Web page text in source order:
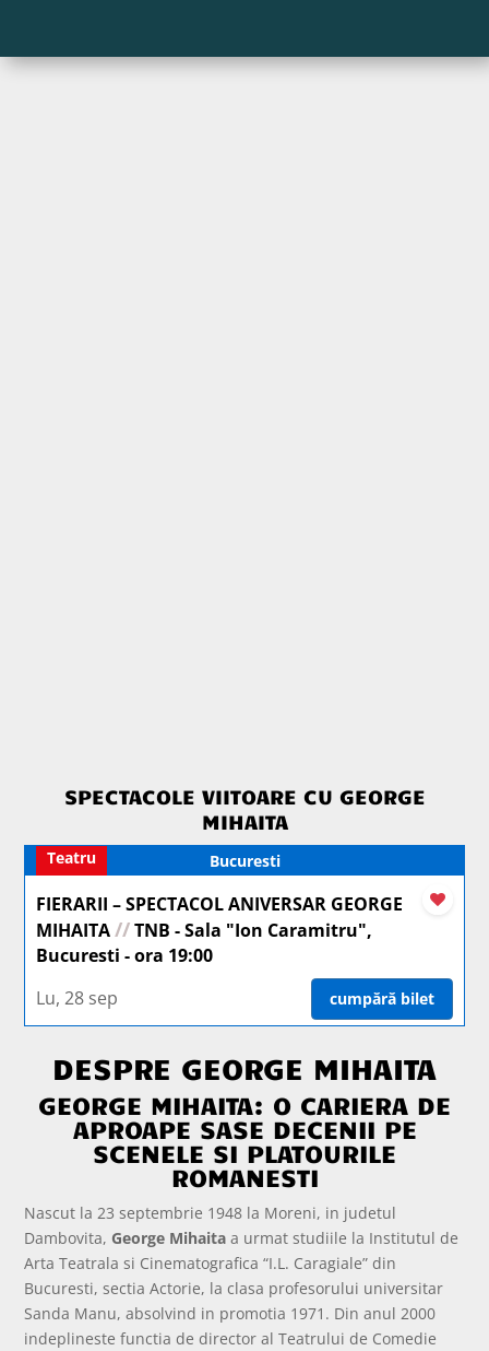
SPECTACOLE VIITOARE CU GEORGE
MIHAITA
Bucuresti
Teatru
FIERARII – SPECTACOL ANIVERSAR GEORGE
MIHAITA//TNB - Sala "Ion Caramitru",
Bucuresti - ora 19:00
Lu, 28 sep
cumpără bilet
DESPRE GEORGE MIHAITA
GEORGE MIHAITA: O CARIERA DE
APROAPE SASE DECENII PE
SCENELE SI PLATOURILE
ROMANESTI
Nascut la 23 septembrie 1948 la Moreni, in judetul
Dambovita, George Mihaita a urmat studiile la Institutul de
Arta Teatrala si Cinematografica “I.L. Caragiale” din
Bucuresti, sectia Actorie, la clasa profesorului universitar
Sanda Manu, absolvind in promotia 1971. Din anul 2000
indeplineste functia de director al Teatrului de Comedie